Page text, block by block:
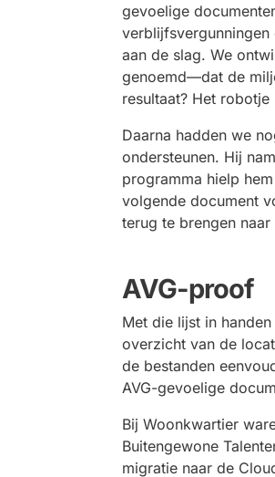
gevoelige
verblijfsvergunningen
aan de slag. We
genoemd—dat de
resultaat? Het
Daarna hadden we
ondersteunen. Hij
programma hielp
volgende document
terug te brengen
AVG-proof
Met die lijst in
overzicht van de
de bestanden
AVG-gevoelige
Bij Woonkwartier
Buitengewone
migratie naar de